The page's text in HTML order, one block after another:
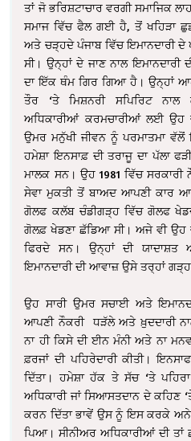
ਤਾਂ ਜੋ ਭਰਿਸ਼ਟਾਚਾਰ ਵਰਗੀ ਸਮਾਜਿਕ
ਸਮਾਜ ਵਿੱਚ ਫੈਲ ਗਈ ਹੈ, ਤੋਂ ਖਹਿੜਾ
ਅਤੇ ਚੜ੍ਹਦੇ ਪੰਜਾਬ ਵਿੱਚ ਇਮਾਨਦਾਰੀ ਦੇ
ਸੀ। ਉਨ੍ਹਾਂ ਦੇ ਜਾਣ ਨਾਲ ਇਮਾਨਦਾਰੀ
ਦਾ ਇੱਕ ਥੰਮ ਗਿਰ ਗਿਆ ਹੈ। ਉਨ੍ਹਾਂ
ਤੌਰ ‘ਤੇ ਮਿਸ਼ਨਰੀ ਸਪਿਰਿਟ ਨਾਲ
ਅਧਿਕਾਰੀਆਂ ਕਰਮਚਾਰੀਆਂ ਲਈ ਉਹ
ਉਮਰ ਮਨੁੱਖੀ ਜੀਵਨ ਨੂੰ ਪਰਮਾਤਮਾ
ਹਮੇਸ਼ਾ ਇਨਸਾਫ਼ ਦੀ ਤਰਾਜੂ ਦਾ ਪੱਲਾ
ਮਾਲਕ ਸਨ। ਉਹ 1981 ਵਿੱਚ
ਸੇਵਾ ਮੁਕਤੀ ਤੋਂ ਬਾਅਦ ਆਪਣੀ ਕਾਰ
ਗੋਲਫ ਕਲੱਬ ਚੰਡੀਗੜ੍ਹ ਵਿੱਚ ਗੋਲਫ
ਗੋਲਫ਼ ਖੇਡਣਾ ਛੱਡਿਆ ਸੀ। ਅਜੇ ਵੀ
ਫਿਰਦੇ ਸਨ। ਉਨ੍ਹਾਂ ਦੀ ਯਾਦਾਸ਼ਤ
ਇਮਾਨਦਾਰੀ ਦੀ ਆਵਾਜ਼ ਉਸੇ ਤਰ੍ਹਾਂ
ਉਹ ਸਾਰੀ ਉਮਰ ਸਚਾਈ ਅਤੇ
ਆਪਣੀ ਨੌਕਰੀ ਧੜੱਲੇ ਅਤੇ ਖ਼ੁਦਦਾਰੀ
ਨਾ ਹੀ ਕਿਸੇ ਦੀ ਈਨ ਮੰਨੀ ਅਤੇ ਨਾ
ਫ਼ਰਜਾਂ ਦੀ ਪਹਿਰੇਦਾਰੀ ਕੀਤੀ।
ਦਿੱਤਾ। ਹਮੇਸ਼ਾ ਹੱਕ ਤੇ ਸੱਚ ‘ਤੇ
ਅਧਿਕਾਰੀ ਜਾਂ ਸਿਆਸਤਦਾਨ ਦੇ ਕਹਿਣ
ਕਰਨ ਦਿੱਤਾ ਭਾਵੇਂ ਉਸ ਨੂੰ ਇਸ ਕਰਕੇ
ਪਿਆ। ਸੀਨੀਅਰ ਅਧਿਕਾਰੀਆਂ ਦੀ